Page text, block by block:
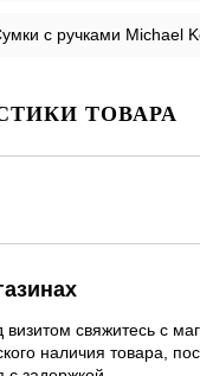
с ручками Michael
ТОВАРА
свяжитесь с
наличия товара,